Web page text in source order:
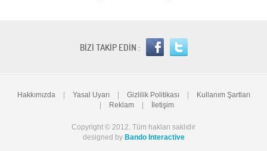
BİZİ TAKİP EDİN :
Hakkımızda | Yasal Uyarı | Gizlilik Politikası |
Kullanım Şartları
|
Reklam | İletişim
Copyright © 2012. Tüm hakları saklıdır
designed by Bando Interactive